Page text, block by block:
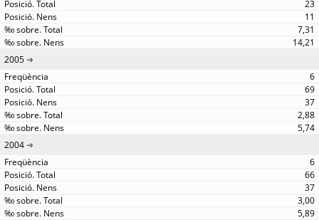
23
11
7,31
14,21
2005
6
69
37
2,88
5,74
2004
6
66
37
3,00
5,89